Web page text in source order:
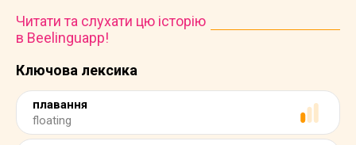
Ключова лексика
плавання
floating
Читати та слухати цю історію
в Beelinguapp!